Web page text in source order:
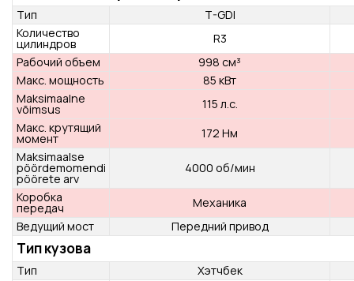
Двигатель / коробка передач
Тип T-GDI
Количество
цилиндров
R3
Рабочий объем
998 см³
Макс. мощность
85 кВт
Maksimaalne
võimsus 115 л.с.